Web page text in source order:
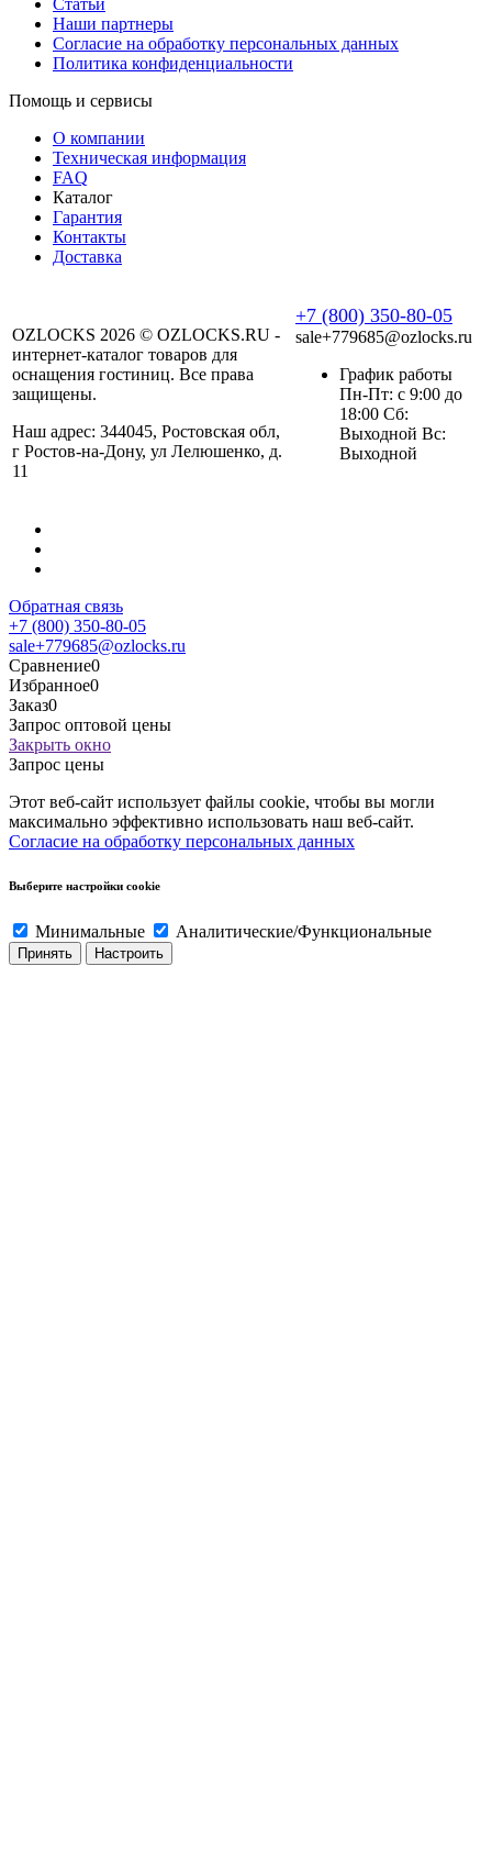
Статьи
Наши партнеры
Согласие на обработку персональных данных
Политика конфиденциальности
Помощь и сервисы
О компании
Техническая информация
FAQ
Каталог
Гарантия
Контакты
Доставка
OZLOCKS 2026 © OZLOCKS.RU -
интернет-каталог товаров для
оснащения гостиниц. Все права
защищены.
Наш адрес: 344045, Ростовская обл,
г Ростов-на-Дону, ул Лелюшенко, д.
11
+7 (800) 350-80-05
sale+779685@ozlocks.ru
График работы
Пн-Пт: с 9:00 до
18:00 Сб:
Выходной Вс:
Выходной
Обратная связь
+7 (800) 350-80-05
sale+779685@ozlocks.ru
Сравнение0
Избранное0
Заказ0
Запрос оптовой цены
Закрыть окно
Запрос цены
Этот веб-сайт использует файлы cookie, чтобы вы могли
максимально эффективно использовать наш веб-сайт.
Согласие на обработку персональных данных
Выберите настройки cookie
Минимальные Аналитические/Функциональные
Принять Настроить